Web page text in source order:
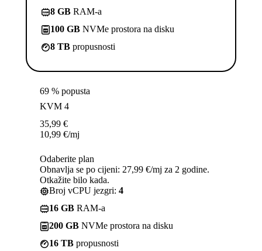
8 GB RAM-a
100 GB NVMe prostora na disku
8 TB propusnosti
69 % popusta
KVM 4
35,99 €
10,99 €/mj
Odaberite plan
Obnavlja se po cijeni: 27,99 €/mj za 2 godine.
Otkažite bilo kada.
Broj vCPU jezgri: 4
16 GB RAM-a
200 GB NVMe prostora na disku
16 TB propusnosti